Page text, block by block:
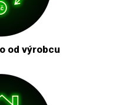
od výrobcu